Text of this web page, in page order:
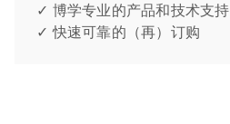
✓ 博学专业的产品和技术支持
✓ 快速可靠的（再）订购